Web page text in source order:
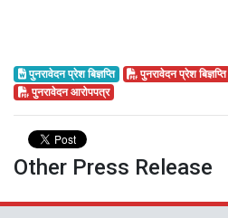
पुनरावेदन प्रेश बिज्ञप्ति पुनरावेदन प्रेश बिज्ञप्ति
पुनरावेदन आरोपपत्र
Other Press Release